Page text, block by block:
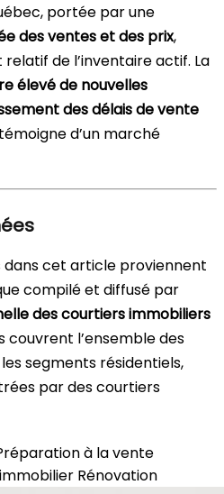
portée par une
des ventes et des prix,
de l’inventaire actif. La
élevé de nouvelles
des délais de vente
témoigne d’un marché
dans cet article proviennent
compilé et diffusé par
des courtiers immobiliers
couvrent l’ensemble des
segments résidentiels,
par des courtiers
à la vente
Rénovation